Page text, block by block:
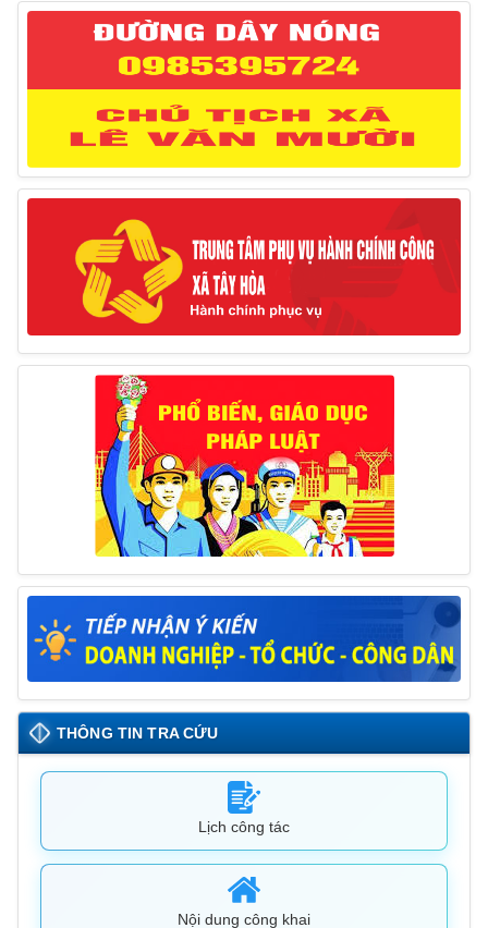
Thông báo đăng ký tiếp công dân định kỳ đợt 02
tháng 3/2025 của Chủ tịch UBND huyện
12/03/2025
Thông báo lịch công tác của Chủ tịch, các Phó Chủ
tịch UBND huyện và Phó Chủ tịch Hội đồng nhân dân
10/03/2025
Thông báo tổ chức thực hiện Cưỡng chế buộc thực
hiện biện pháp khắc phục hậu quả trong lĩnh vực đất đai
17/06/2025
Thông báo đăng ký tiếp công dân định kỳ đợt 01
tháng 6/2025 của Chủ tịch UBND huyện
26/05/2025
THÔNG TIN TRA CỨU
Lịch công tác
Nội dung công khai